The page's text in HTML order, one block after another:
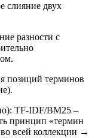
слияние двух
разности с
позиций терминов
TF-IDF/BM25 –
принцип «термин
всей коллекции →